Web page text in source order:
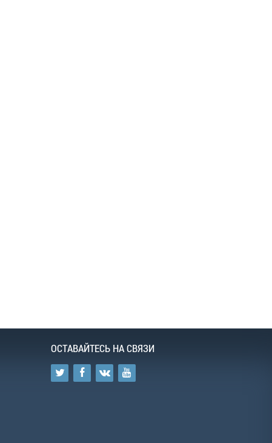
ОСТАВАЙТЕСЬ НА СВЯЗИ